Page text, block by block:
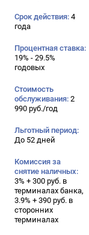
Срок действия: 4
года
Процентная ставка:
19% - 29.5%
годовых
Стоимость
обслуживания: 2
990 руб./год
Льготный период:
До 52 дней
Комиссия за
снятие наличных:
3% + 300 руб. в
терминалах банка,
3.9% + 390 руб. в
сторонних
терминалах